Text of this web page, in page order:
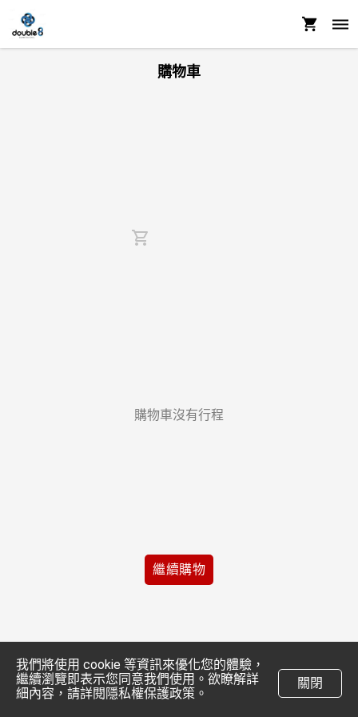
購物車
shopping_cart_outlined
購物車沒有行程
繼續購物
我們將使用 cookie 等資訊來優化您的體驗，
繼續瀏覽即表示您同意我們使用。欲瞭解詳
細內容，請詳閱隱私權保護政策。
關閉